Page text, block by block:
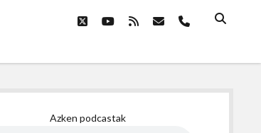
twitteryoutube
rss emailphone
Azken podcastak